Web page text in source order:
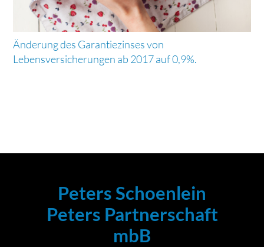
Änderung des Garantiezinses von
Lebensversicherungen ab 2017 auf 0,9%.
Peters Schoenlein
Peters Partnerschaft
mbB